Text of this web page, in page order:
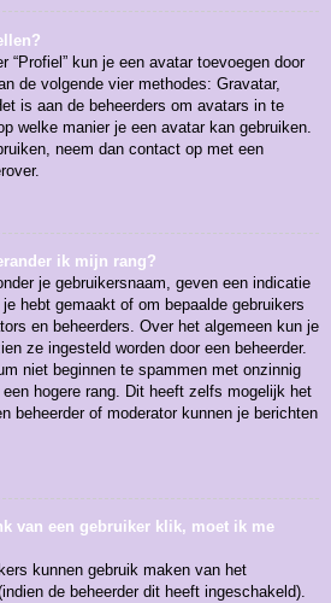
“Profiel” kun je een avatar toevoegen door
de volgende vier methodes: Gravatar,
is aan de beheerders om avatars in te
welke manier je een avatar kan gebruiken.
neem dan contact op met een
ik mijn rang?
je gebruikersnaam, geven een indicatie
hebt gemaakt of om bepaalde gebruikers
en beheerders. Over het algemeen kun je
ze ingesteld worden door een beheerder.
niet beginnen te spammen met onzinnig
hogere rang. Dit heeft zelfs mogelijk het
beheerder of moderator kunnen je berichten
van een gebruiker klik, moet ik me
kunnen gebruik maken van het
de beheerder dit heeft ingeschakeld).